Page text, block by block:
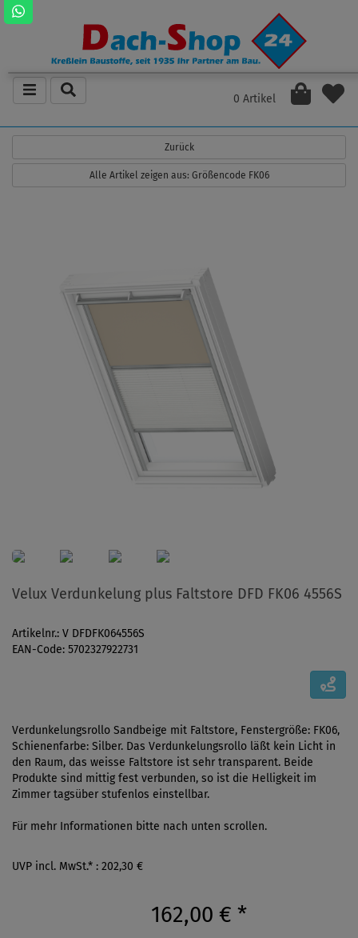
0 Artikel
Zurück
Alle Artikel zeigen aus: Größencode FK06
Velux Verdunkelung plus Faltstore DFD FK06 4556S
Artikelnr.: V DFDFK064556S
EAN-Code: 5702327922731
Verdunkelungsrollo Sandbeige mit Faltstore, Fenstergröße: FK06,
Schienenfarbe: Silber. Das Verdunkelungsrollo läßt kein Licht in
den Raum, das weisse Faltstore ist sehr transparent. Beide
Produkte sind mittig fest verbunden, so ist die Helligkeit im
Zimmer tagsüber stufenlos einstellbar.
Für mehr Informationen bitte nach unten scrollen.
UVP incl. MwSt.* : 202,30 €
162,00 € *